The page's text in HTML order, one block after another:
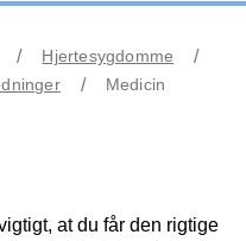
Hjertesygdomme
Medicin
at du får den rigtige